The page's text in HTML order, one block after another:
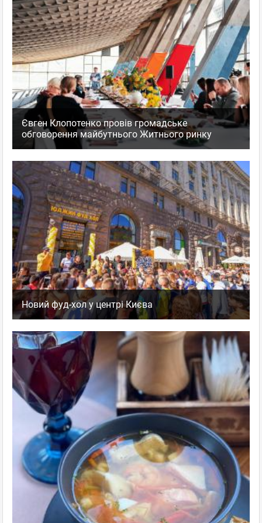
Євген Клопотенко провів громадське
обговорення майбутнього Житнього ринку
Новий фуд-хол у центрі Києва